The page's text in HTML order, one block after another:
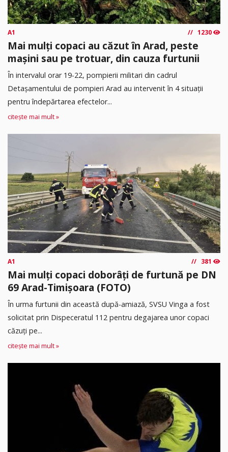
A1 1230
Mai mulți copaci au căzut în Arad, peste
mașini sau pe trotuar, din cauza furtunii
În intervalul orar 19-22, pompierii militari din cadrul
Detașamentului de pompieri Arad au intervenit în 4 situații
pentru îndepărtarea efectelor...
citește mai mult »
A1 381
Mai mulți copaci doborâți de furtună pe DN
69 Arad-Timișoara (FOTO)
În urma furtunii din această după-amiază, SVSU Vinga a fost
solicitat prin Dispeceratul 112 pentru degajarea unor copaci
căzuți pe...
citește mai mult »